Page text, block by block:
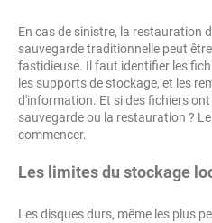
En cas de sinistre, la restauration
sauvegarde traditionnelle peut
fastidieuse. Il faut identifier les
les supports de stockage, et les
d'information. Et si des fichiers
sauvegarde ou la restauration ?
commencer.
Les limites du stockage
Les disques durs, même les plus